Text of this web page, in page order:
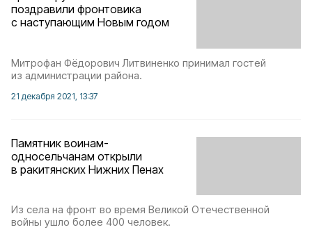
поздравили фронтовика
с наступающим Новым годом
Митрофан Фёдорович Литвиненко принимал гостей
из администрации района.
21 декабря 2021, 13:37
Памятник воинам-
односельчанам открыли
в ракитянских Нижних Пенах
Из села на фронт во время Великой Отечественной
войны ушло более 400 человек.